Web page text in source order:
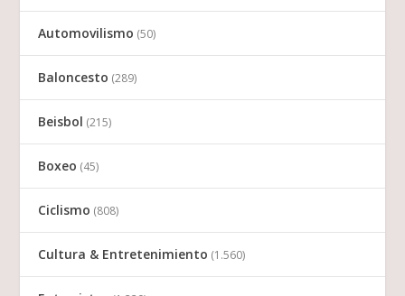
Automovilismo (50)
Baloncesto (289)
Beisbol (215)
Boxeo (45)
Ciclismo (808)
Cultura & Entretenimiento (1.560)